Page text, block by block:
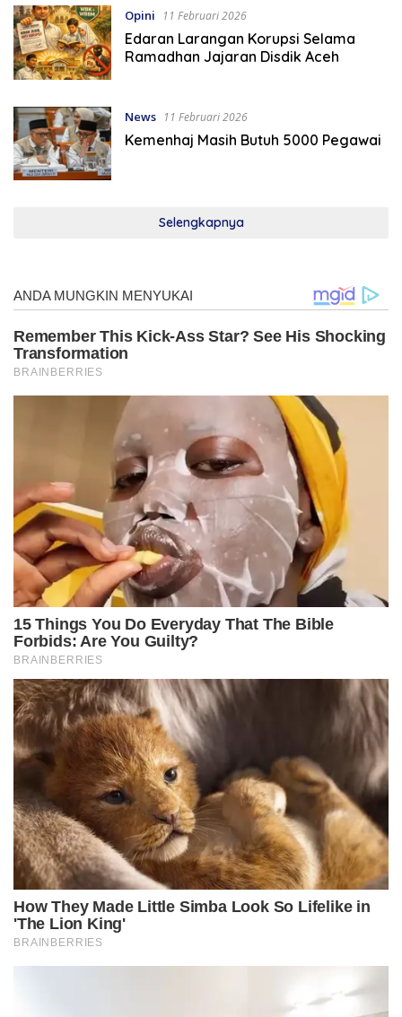
Opini 11 Februari 2026
Edaran Larangan Korupsi Selama
Ramadhan Jajaran Disdik Aceh
News 11 Februari 2026
Kemenhaj Masih Butuh 5000 Pegawai
Selengkapnya